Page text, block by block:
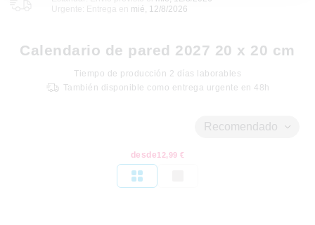
Urgente: Entrega en
mié, 12/8/2026
Calendario de pared 2027 20 x 20 cm
Tiempo de producción 2 días laborables
También disponible como entrega urgente en 48h
Recomendado
desde12,99 €